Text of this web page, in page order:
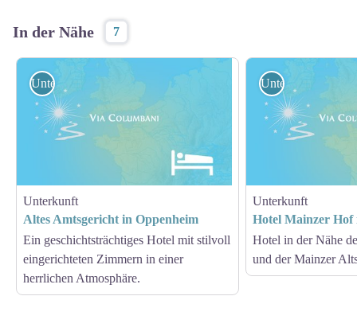
In der Nähe 7
Unterkunft
Unterkunft
Altes Amtsgericht in Oppenheim
Ein geschichtsträchtiges Hotel mit stilvoll
eingerichteten Zimmern in einer
herrlichen Atmosphäre.
Unterkunft
Unterkunft
Hotel Mainzer Hof
Hotel in der Nähe
und der Mainzer